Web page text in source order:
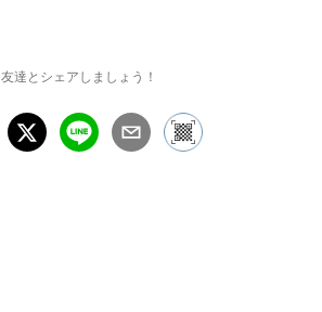
友達とシェアしましょう！